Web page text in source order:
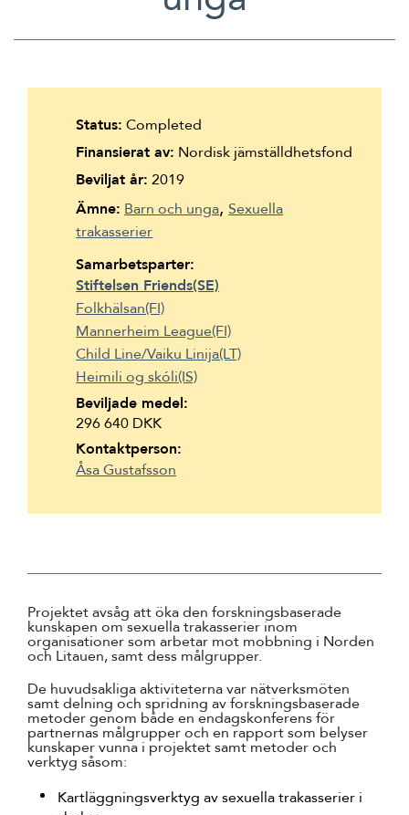
Projektet avsåg att öka den forskningsbaserade
kunskapen om sexuella trakasserier inom
organisationer som arbetar mot mobbning i Norden
och Litauen, samt dess målgrupper.
De huvudsakliga aktiviteterna var nätverksmöten
samt delning och spridning av forskningsbaserade
metoder genom både en endagskonferens för
partnernas målgrupper och en rapport som belyser
kunskaper vunna i projektet samt metoder och
verktyg såsom:
Kartläggningsverktyg av sexuella trakasserier i
Status: Completed
Finansierat av: Nordisk jämställdhetsfond
Beviljat år: 2019
Ämne: Barn och unga Sexuella
trakasserier
Samarbetsparter:
Stiftelsen Friends(SE)
Folkhälsan(FI)
Mannerheim League(FI)
Child Line/Vaiku Linija(LT)
Heimili og skóli(IS)
Beviljade medel:
296 640 DKK
Kontaktperson:
Åsa Gustafsson